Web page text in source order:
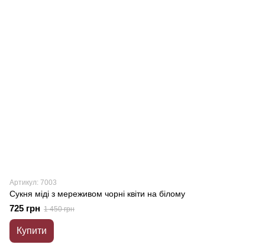
Артикул: 7003
Сукня міді з мереживом чорні квіти на білому
725 грн 1 450 грн
Купити